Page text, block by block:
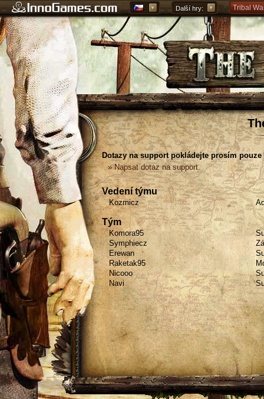
Další hry: Tribal
Forge of
Grepolis
Dotazy na support pokládejte prosím
» Napsat dotaz na support.
Vedení týmu
Kozmicz
Tým
Komora95
Symphiecz
Erewan
Raketak95
Nicooo
Navi